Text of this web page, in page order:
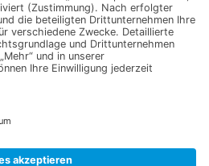
sein, um einen Kommentar